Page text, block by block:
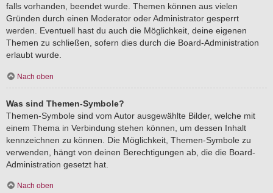
falls vorhanden, beendet wurde. Themen können aus vielen
Gründen durch einen Moderator oder Administrator gesperrt
werden. Eventuell hast du auch die Möglichkeit, deine eigenen
Themen zu schließen, sofern dies durch die Board-Administration
erlaubt wurde.
Nach oben
Was sind Themen-Symbole?
Themen-Symbole sind vom Autor ausgewählte Bilder, welche mit
einem Thema in Verbindung stehen können, um dessen Inhalt
kennzeichnen zu können. Die Möglichkeit, Themen-Symbole zu
verwenden, hängt von deinen Berechtigungen ab, die die Board-
Administration gesetzt hat.
Nach oben